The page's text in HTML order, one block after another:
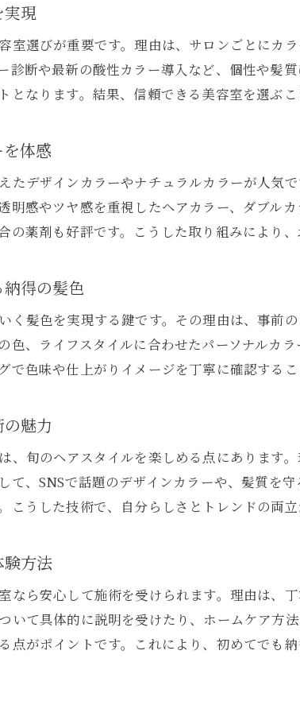
美容室の最新ブリーチ技術と
自分らしさを引き出す美容室選びの
美容室と相性が良いスタイリ
パーソナルカラーに強い美容室
美容室発・色持ちを良くする
トリートメントで美容室カラ
安くて技術力の高い美容室の
口コミ活用で美容室選びに差
美容室で受けるパーソナルカラ
自分に似合うカラーを美容室
現
室選びが重要です。理由は、サロンごとにカ
診断や最新の酸性カラー導入など、個性や髪
となります。結果、信頼できる美容室を選ぶ
体感
たデザインカラーやナチュラルカラーが人気
明感やツヤ感を重視したヘアカラー、ダブル
の薬剤も好評です。こうした取り組みにより
得の髪色
く髪色を実現する鍵です。その理由は、事前
色、ライフスタイルに合わせたパーソナルカ
で色味や仕上がりイメージを丁寧に確認する
魅力
、旬のヘアスタイルを楽しめる点にあります
て、SNSで話題のデザインカラーや、髪質を
こうした技術で、自分らしさとトレンドの両立
方法
なら安心して施術を受けられます。理由は、
いて具体的に説明を受けたり、ホームケア方
点がポイントです。これにより、初めてでも